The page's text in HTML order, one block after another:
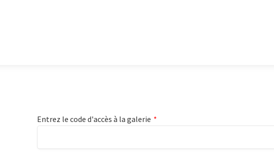
Entrez le code d'accès à la galerie *